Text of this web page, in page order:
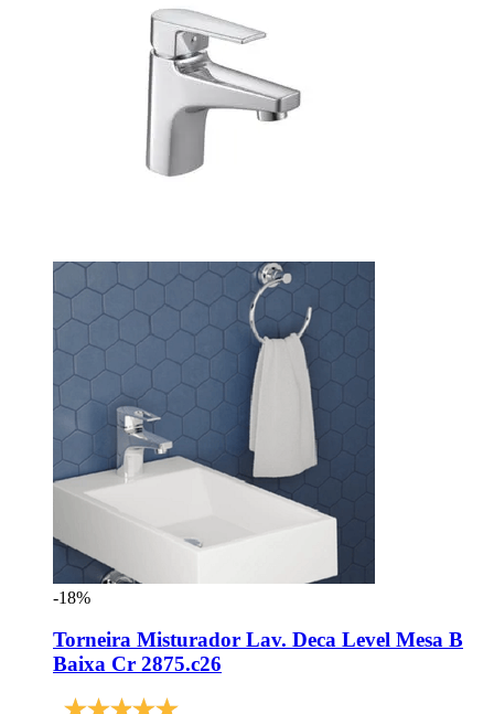
-18%
Torneira Misturador Lav. Deca Level Mesa B
Baixa Cr 2875.c26